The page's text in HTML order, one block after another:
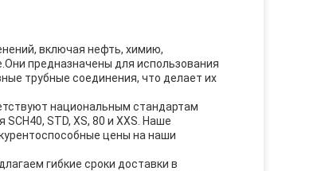
включая нефть, химию,
предназначены для использования
трубные соединения, что делает их
национальным стандартам
STD, XS, 80 и XXS. Наше
цены на наши
гибкие сроки доставки в